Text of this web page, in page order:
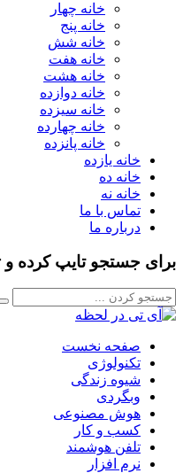
خانه چهار
خانه پنج
خانه شش
خانه هفت
خانه هشت
خانه دوازده
خانه سیزده
خانه چهارده
خانه پانزده
خانه یازده
خانه ده
خانه نه
تماس با ما
درباره ما
برای جستجو تایپ کرده و Enter را بزنید
صفحه نخست
تکنولوژی
شیوه زندگی
وبگردی
هوش مصنوعی
کسب و کار
تلفن هوشمند
نرم افزار